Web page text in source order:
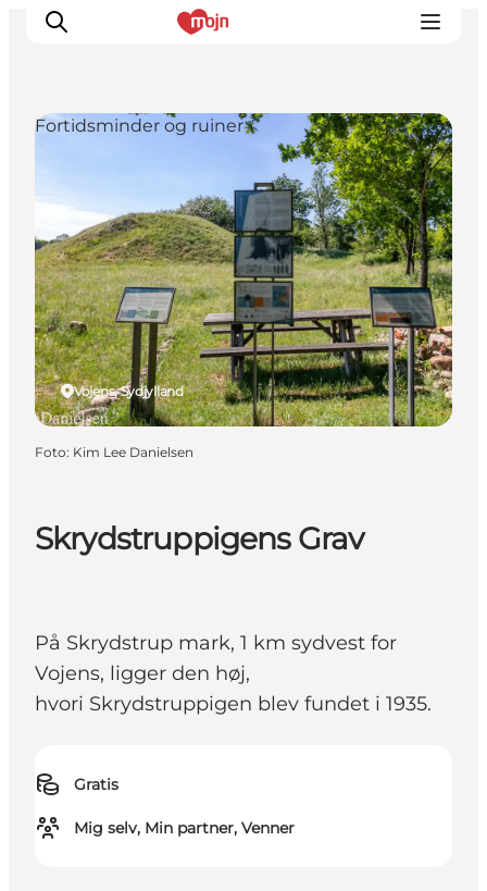
Byer & Steder
Det sker
Overnatning
Planlæg din ferie
Booking
Skrydstruppigens Grav
På Skrydstrup mark, 1 km sydvest for
Vojens, ligger den høj,
hvori Skrydstruppigen blev fundet i 1935.
Gratis
Mig selv, Min partner, Venner
Vojens, Sydjylland
Fortidsminder og ruiner
Foto: Kim Lee Danielsen